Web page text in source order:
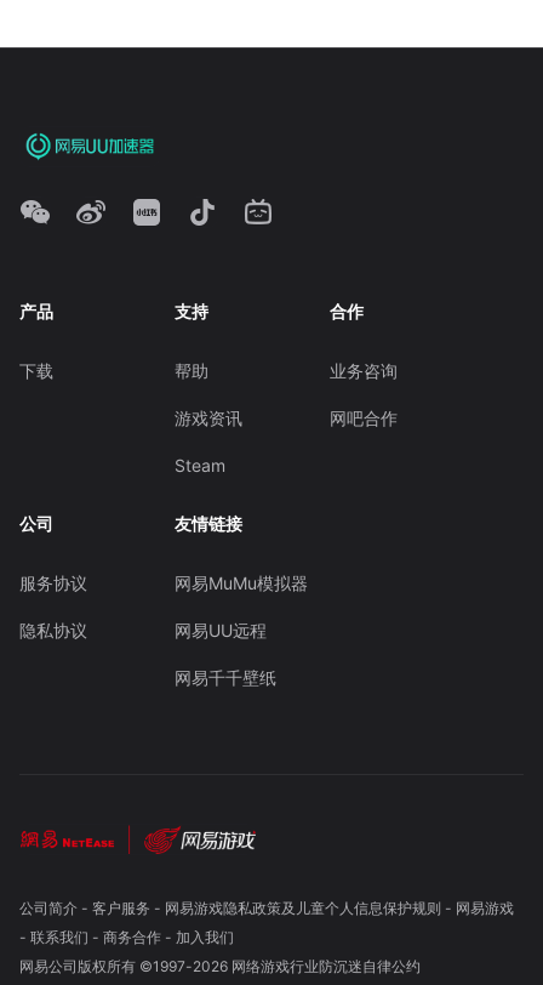
产品
下载
支持
帮助
游戏资讯
Steam
合作
业务咨询
网吧合作
公司
服务协议
隐私协议
友情链接
网易MuMu模拟器
网易UU远程
网易千千壁纸
公司简介- 客户服务 - 网易游戏隐私政策及儿童个人信息保护规则 - 网易游戏
- 联系我们 - 商务合作- 加入我们
网易公司版权所有 ©1997-2026 网络游戏行业防沉迷自律公约